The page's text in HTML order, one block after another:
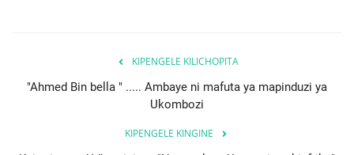
KIPENGELE KILICHOPITA
"Ahmed Bin bella " ..... Ambaye ni mafuta ya mapinduzi ya
Ukombozi
KIPENGELE KINGINE